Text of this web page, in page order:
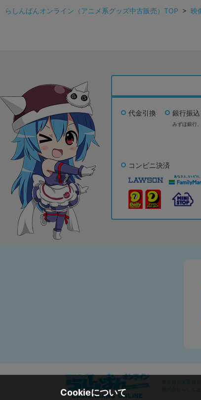
らしんばんオンライン（アニメ系グッズ中古販売）TOP > 映
代金引換 銀行振込
みずほ銀行、
コンビニ決済
東京都公安委員
株式会社らしんば
Cookieについて